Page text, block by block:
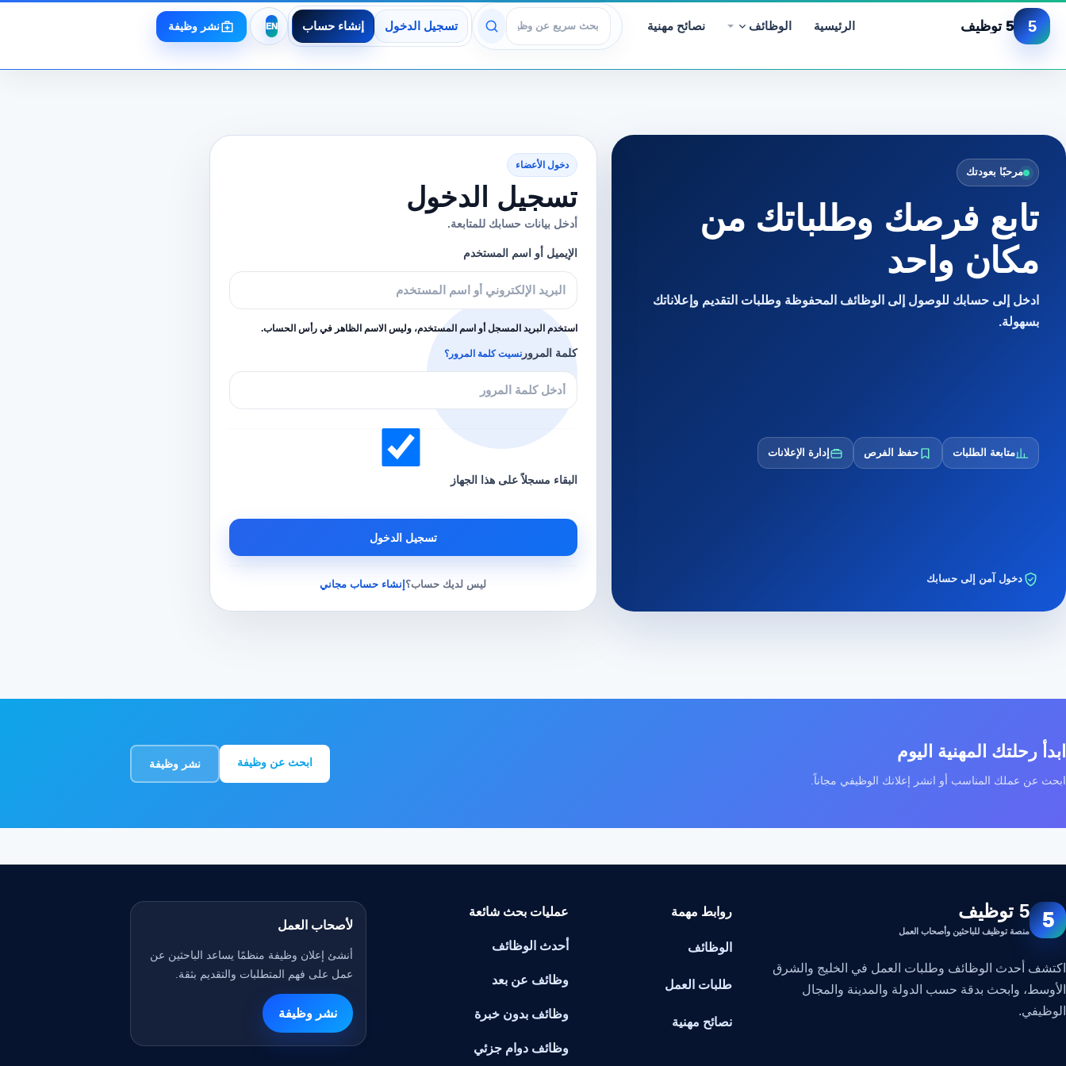
5 5 توظيف الرئيسية الوظائف نصائح مهنية
عرض الوظائف
تسجيل الدخول إنشاء حساب نشر وظيفة
مرحبًا بعودتك
تابع فرصك وطلباتك من
مكان واحد
ادخل إلى حسابك للوصول إلى الوظائف المحفوظة وطلبات التقديم وإعلاناتك
بسهولة.
متابعة الطلبات حفظ الفرص إدارة الإعلانات
دخول آمن إلى حسابك
دخول الأعضاء
تسجيل الدخول
أدخل بيانات حسابك للمتابعة.
الإيميل أو اسم المستخدم
استخدم البريد المسجل أو اسم المستخدم، وليس الاسم الظاهر في رأس الحساب.
كلمة المرورنسيت كلمة المرور؟
البقاء مسجلاً على هذا الجهاز
تسجيل الدخول
ليس لديك حساب؟ إنشاء حساب مجاني
ابدأ رحلتك المهنية اليوم
ابحث عن عملك المناسب أو انشر إعلانك الوظيفي مجاناً.
ابحث عن وظيفة نشر وظيفة
5 5 توظيف
منصة توظيف للباحثين وأصحاب العمل
اكتشف أحدث الوظائف وطلبات العمل في الخليج والشرق
الأوسط، وابحث بدقة حسب الدولة والمدينة والمجال
الوظيفي.
روابط مهمة
الوظائف
طلبات العمل
نصائح مهنية
عمليات بحث شائعة
أحدث الوظائف
وظائف عن بعد
وظائف بدون خبرة
وظائف دوام جزئي
لأصحاب العمل
أنشئ إعلان وظيفة منظمًا يساعد الباحثين عن
عمل على فهم المتطلبات والتقديم بثقة.
نشر وظيفة